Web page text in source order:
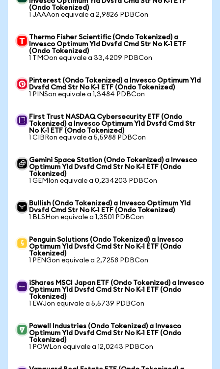
(Ondo Tokenized)
1 JAAAon equivale a 2,9826 PDBCon
Thermo Fisher Scientific (Ondo Tokenized) a
Invesco Optimum Yld Dvsfd Cmd Str No K-1 ETF
(Ondo Tokenized)
1 TMOon equivale a 33,4209 PDBCon
Pinterest (Ondo Tokenized) a Invesco Optimum Yld
Dvsfd Cmd Str No K-1 ETF (Ondo Tokenized)
1 PINSon equivale a 1,3484 PDBCon
First Trust NASDAQ Cybersecurity ETF (Ondo
Tokenized) a Invesco Optimum Yld Dvsfd Cmd Str
No K-1 ETF (Ondo Tokenized)
1 CIBRon equivale a 5,5988 PDBCon
Gemini Space Station (Ondo Tokenized) a Invesco
Optimum Yld Dvsfd Cmd Str No K-1 ETF (Ondo
Tokenized)
1 GEMIon equivale a 0,234203 PDBCon
Bullish (Ondo Tokenized) a Invesco Optimum Yld
Dvsfd Cmd Str No K-1 ETF (Ondo Tokenized)
1 BLSHon equivale a 1,3501 PDBCon
Penguin Solutions (Ondo Tokenized) a Invesco
Optimum Yld Dvsfd Cmd Str No K-1 ETF (Ondo
Tokenized)
1 PENGon equivale a 2,7258 PDBCon
iShares MSCI Japan ETF (Ondo Tokenized) a Invesco
Optimum Yld Dvsfd Cmd Str No K-1 ETF (Ondo
Tokenized)
1 EWJon equivale a 5,5739 PDBCon
Powell Industries (Ondo Tokenized) a Invesco
Optimum Yld Dvsfd Cmd Str No K-1 ETF (Ondo
Tokenized)
1 POWLon equivale a 12,0243 PDBCon